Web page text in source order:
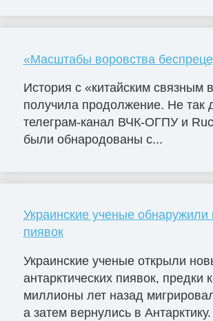
«Масштабы воровства
История с «китайским связным
получила продолжение. Не так
телеграм-канал ВЧК-ОГПУ и
были обнародованы с...
Украинские ученые
пиявок
Украинские ученые открыли
антарктических пиявок, предки
миллионы лет назад
а затем вернулись в